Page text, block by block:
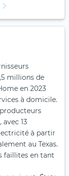
millions de
en 2023
à domicile.
13
à partir
au Texas.
faillites en tant